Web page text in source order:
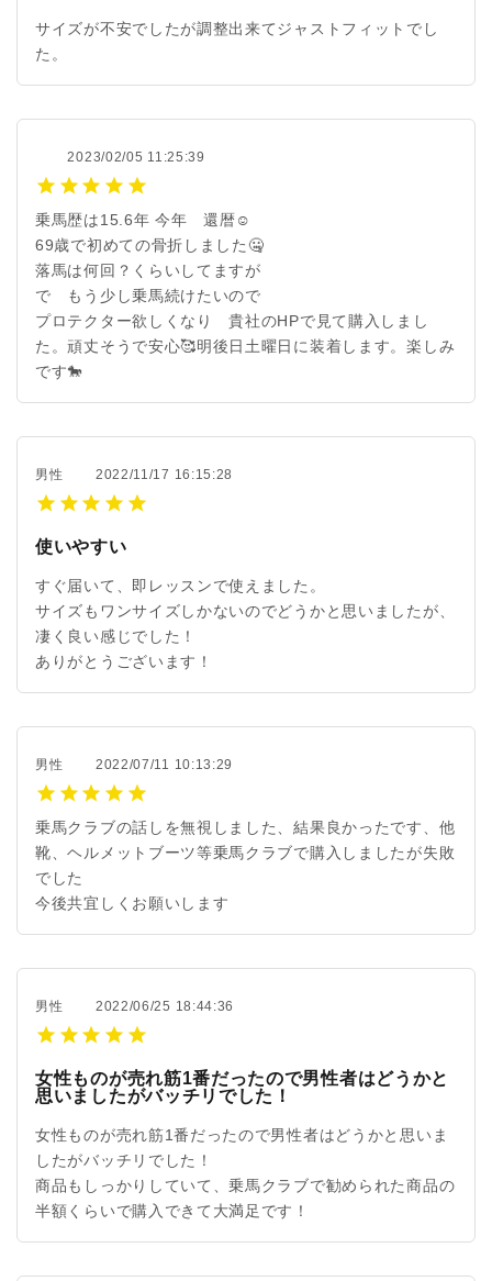
サイズが不安でしたが調整出来てジャストフィットでし
た。
2023/02/05 11:25:39
乗馬歴は15.6年 今年 還暦☺️
69歳で初めての骨折しました🤐
落馬は何回？くらいしてますが
で もう少し乗馬続けたいので
プロテクター欲しくなり 貴社のHPで見て購入しまし
た。頑丈そうで安心🥰明後日土曜日に装着します。楽しみ
です🐎
男性 2022/11/17 16:15:28
使いやすい
すぐ届いて、即レッスンで使えました。
サイズもワンサイズしかないのでどうかと思いましたが、
凄く良い感じでした！
ありがとうございます！
男性 2022/07/11 10:13:29
乗馬クラブの話しを無視しました、結果良かったです、他
靴、ヘルメットブーツ等乗馬クラブで購入しましたが失敗
でした
今後共宜しくお願いします
男性 2022/06/25 18:44:36
女性ものが売れ筋1番だったので男性者はどうかと
思いましたがバッチリでした！
女性ものが売れ筋1番だったので男性者はどうかと思いま
したがバッチリでした！
商品もしっかりしていて、乗馬クラブで勧められた商品の
半額くらいで購入できて大満足です！